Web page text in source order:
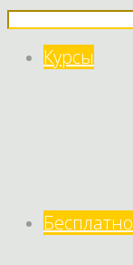
Search
Курсы
Бесплатно